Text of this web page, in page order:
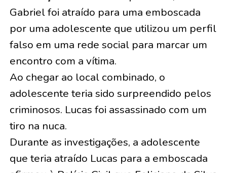
Gabriel foi atraído para uma emboscada
por uma adolescente que utilizou um perfil
falso em uma rede social para marcar um
encontro com a vítima.
Ao chegar ao local combinado, o
adolescente teria sido surpreendido pelos
criminosos. Lucas foi assassinado com um
tiro na nuca.
Durante as investigações, a adolescente
que teria atraído Lucas para a emboscada